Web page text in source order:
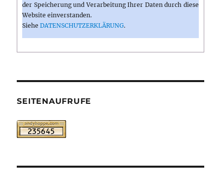
der Speicherung und Verarbeitung Ihrer Daten durch diese
Website einverstanden.
SieheDATENSCHUTZERKLÄRUNG.
SEITENAUFRUFE